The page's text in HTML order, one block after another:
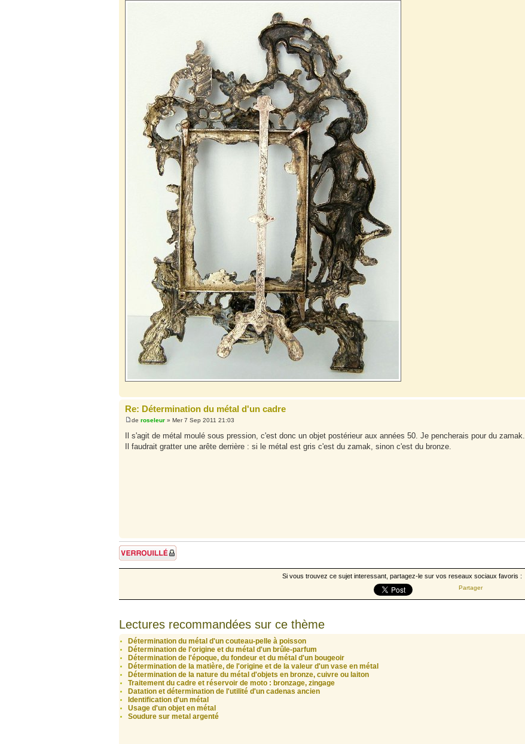
Re: Détermination du métal d'un cadre
de roseleur» Mer 7 Sep 2011 21:03
Il s'agit de métal moulé sous pression, c'est donc un objet postérieur aux années 50. Je pencherais pour du zamak.
Il faudrait gratter une arête derrière : si le métal est gris c'est du zamak, sinon c'est du bronze.
Sujet verrouillé
Si vous trouvez ce sujet interessant, partagez-le sur vos reseaux sociaux favoris :
Partager
Lectures recommandées sur ce thème
Détermination du métal d'un couteau-pelle à poisson
Détermination de l'origine et du métal d'un brûle-parfum
Détermination de l'époque, du fondeur et du métal d'un bougeoir
Détermination de la matière, de l'origine et de la valeur d'un vase en métal
Détermination de la nature du métal d'objets en bronze, cuivre ou laiton
Traitement du cadre et réservoir de moto : bronzage, zingage
Datation et détermination de l'utilité d'un cadenas ancien
Identification d'un métal
Usage d'un objet en métal
Soudure sur metal argenté